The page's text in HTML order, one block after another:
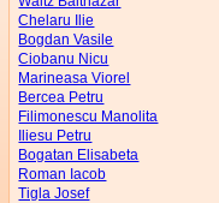
Chelaru Ilie
Bogdan Vasile
Ciobanu Nicu
Marineasa Viorel
Bercea Petru
Filimonescu Manolita
Iliesu Petru
Bogatan Elisabeta
Roman Iacob
Tigla Josef